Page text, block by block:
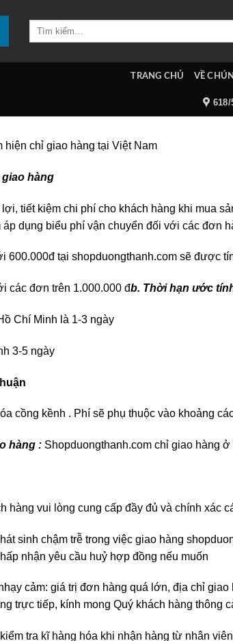
Tìm
TRANG CHỦ VỀ
618/
hiện chỉ giao hàng tại Việt Nam
hàng
tiết kiệm chi phí cho khách hàng khi mua
dụng biểu phí vận chuyển đối với các đơn
600.000đ tại shopduongthanh.com sẽ được
các đơn trên 1.000.000 đb. Thời hạn ước
Chí Minh là 1-3 ngày
3-5 ngày
cồng kềnh . Phí sẽ phụ thuộc vào khoảng
hàng : Shopduongthanh.com chỉ giao hàng ở
hàng vui lòng cung cấp đầy đủ và chính xác
sinh chậm trễ trong việc giao hàng
nhận yêu cầu huỷ hợp đồng nếu muốn
cảm: giá trị đơn hàng quá lớn, địa chỉ
trực tiếp, kính mong Quý khách hàng thông
tra kĩ hàng hóa khi nhận hàng từ nhân